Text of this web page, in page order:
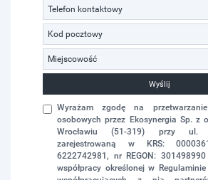
Wyślij
Wyrażam zgodę na
osobowych przez Ekosynergia Sp. z
Wrocławiu (51-319) przy ul.
zarejestrowaną w KRS:
6222742981, nr REGON:
współpracy określonej w